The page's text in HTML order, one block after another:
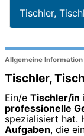
Tischler,
Allgemeine
Tischler,
Ein/e Tischler/in
professionelle
spezialisiert hat.
Aufgaben, die